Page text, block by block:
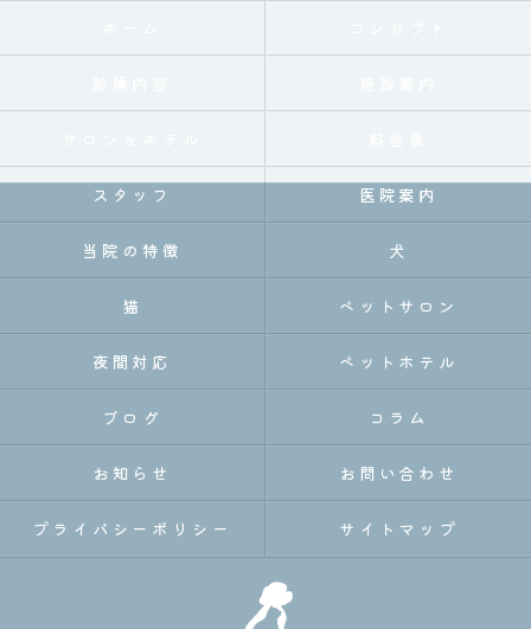
スタッフ 医院案内
当院の特徴 犬
猫 ペットサロン
夜間対応 ペットホテル
ブログ コラム
お知らせ お問い合わせ
プライバシーポリシー サイトマップ